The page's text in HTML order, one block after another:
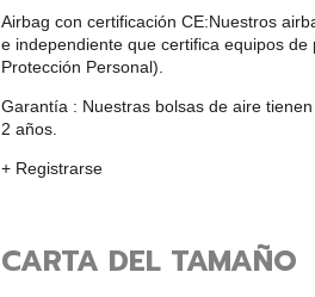
Airbag con certificación CE:Nuestros
e independiente que certifica equipos
Protección Personal).
Garantía : Nuestras bolsas de aire
2 años.
+ Registrarse
CARTA DEL TAMAÑO